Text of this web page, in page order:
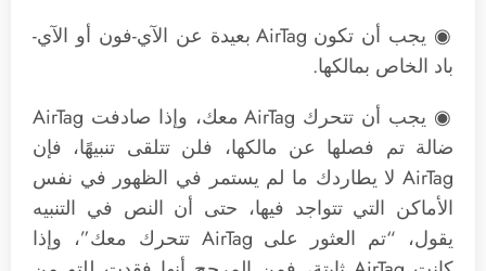
◉ يجب أن تكون AirTag بعيدة عن الآي-فون أو الآي-
باد الخاص بمالكها.
◉ يجب أن تتحرك AirTag معك، وإذا صادفت AirTag
ضالة تم فصلها عن مالكها، فلن تتلقى تنبيهًا، فإن
AirTag لا يطاردك ما لم يستمر في الظهور في نفس
الأماكن التي تتواجد فيها، حتى أن النص في التنبيه
يقول، “تم العثور على AirTag تتحرك معك”، وإذا